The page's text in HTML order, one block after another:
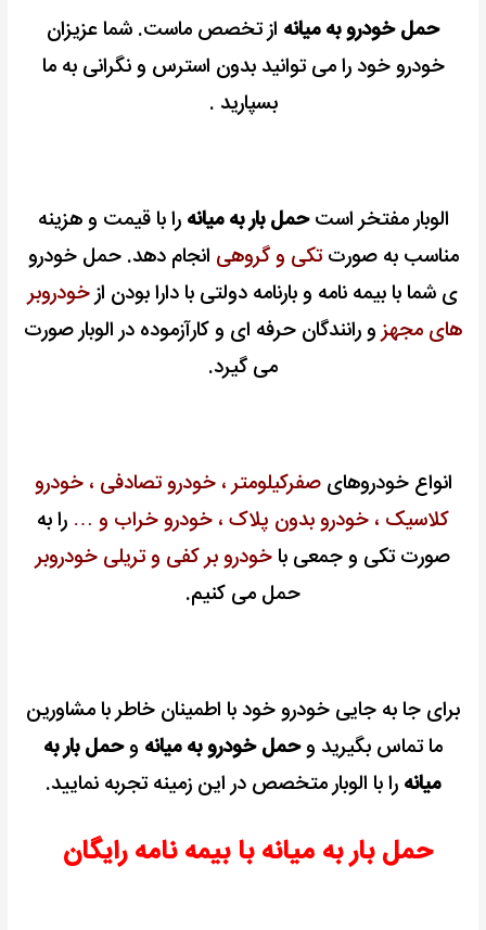
حمل خودرو به میانه از تخصص ماست. شما عزیزان
خودرو خود را می توانید بدون استرس و نگرانی به ما
بسپارید .
الوبار مفتخر استحمل بار به میانه را با قیمت و هزینه
مناسب به صورتتکی و گروهی انجام دهد. حمل خودرو
ی شما با بیمه نامه و بارنامه دولتی با دارا بودن ازخودروبر
های مجهزو رانندگان حرفه ای و کارآزموده در الوبار صورت
می گیرد.
انواع خودروهای صفرکیلومتر ، خودرو تصادفی ، خودرو
کلاسیک ، خودرو بدون پلاک ، خودرو خراب و … را به
صورت تکی و جمعی باخودرو بر کفی و تریلی خودروبر
حمل می کنیم.
برای جا به جایی خودرو خود با اطمینان خاطر با مشاورین
ما تماس بگیرید وحمل خودرو به میانه وحمل بار به
میانه را با الوبار متخصص در این زمینه تجربه نمایید.
حمل بار به میانه با بیمه نامه رایگان